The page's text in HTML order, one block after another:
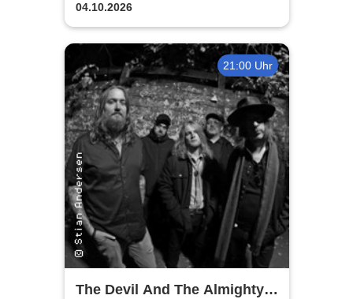
04.10.2026
21:00 Uhr
The Devil And The Almighty